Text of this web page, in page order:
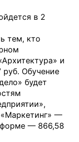
в 2
тем, кто
и
Обучение
будет
—
форме — 866,58